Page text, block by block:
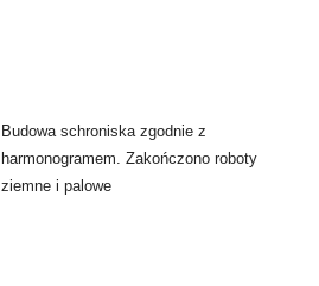
Budowa schroniska zgodnie z
harmonogramem. Zakończono roboty
ziemne i palowe